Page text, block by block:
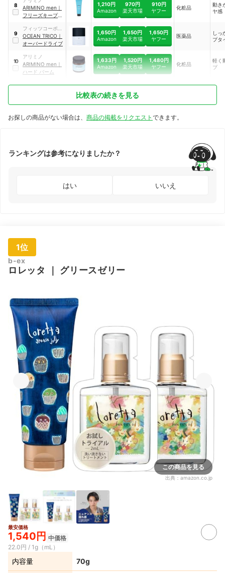
8
ARIMINO men ｜
フリーズキープ ジ
1,210円
Amazon
970円
楽天市場
910円
ヤフー
化粧品
動き
ヤ感
9
フィッツコーポレ
ーション
OCEAN TRICO ｜
オーバードライブ
1,650円
Amazon
1,650円
楽天市場
1,650円
ヤフー
医薬品
しっ
プタ
10
アリミノ
ARIMINO men ｜
ハード バーム
1,633円
Amazon
1,520円
楽天市場
1,480円
ヤフー
化粧品
軽く
プ
比較表の続きを見る
お探しの商品がない場合は、 商品の掲載をリクエスト できます。
ランキングは参考になりましたか？
はい いいえ
1位
b-ex
ロレッタ グリースゼリー
この商品を見る
出典： amazon.co.jp
最安価格
1,540円 中価格
22.0円 / 1g（mL）
内容量 70g